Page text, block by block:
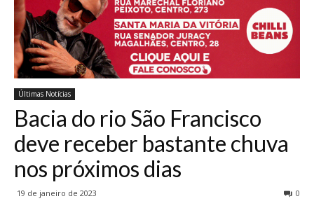
Últimas Notícias
Bacia do rio São Francisco
deve receber bastante chuva
nos próximos dias
19 de janeiro de 2023 0